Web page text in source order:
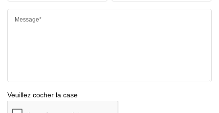
Message*
Veuillez cocher la case